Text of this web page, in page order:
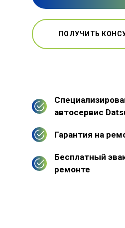
ПОЛУЧИТЬ
автосервис
Гарантия на
Бесплатный
ремонте